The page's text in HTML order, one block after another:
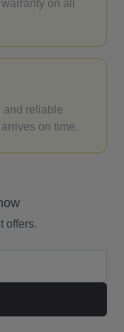
on all
and reliable
on time.
offers.